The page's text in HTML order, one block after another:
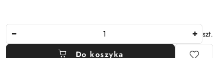
szt.
Do koszyka